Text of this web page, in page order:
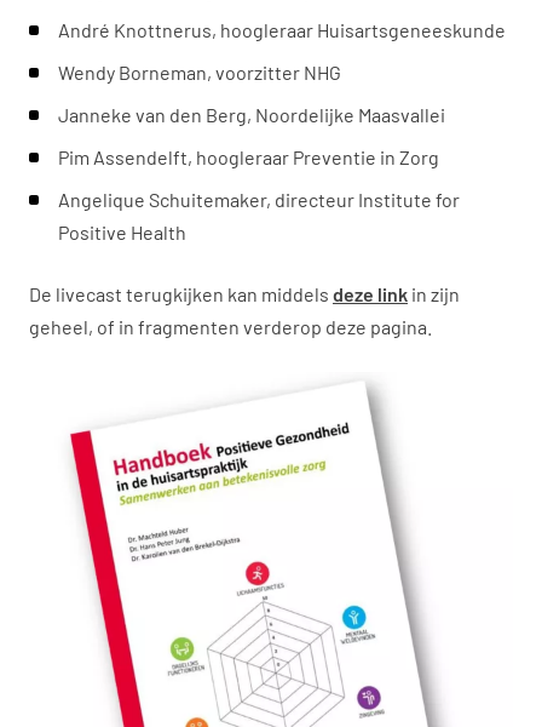
André Knottnerus, hoogleraar Huisartsgeneeskunde
Wendy Borneman, voorzitter NHG
Janneke van den Berg, Noordelijke Maasvallei
Pim Assendelft, hoogleraar Preventie in Zorg
Angelique Schuitemaker, directeur Institute for
Positive Health
De livecast terugkijken kan middels deze link in zijn
geheel, of in fragmenten verderop deze pagina.